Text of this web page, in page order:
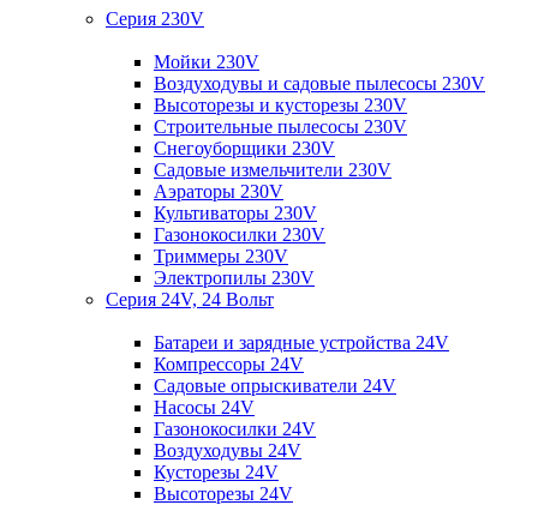
Серия 230V
Мойки 230V
Воздуходувы и садовые пылесосы 230V
Высоторезы и кусторезы 230V
Строительные пылесосы 230V
Снегоуборщики 230V
Садовые измельчители 230V
Аэраторы 230V
Культиваторы 230V
Газонокосилки 230V
Триммеры 230V
Электропилы 230V
Серия 24V, 24 Вольт
Батареи и зарядные устройства 24V
Компрессоры 24V
Садовые опрыскиватели 24V
Насосы 24V
Газонокосилки 24V
Воздуходувы 24V
Кусторезы 24V
Высоторезы 24V